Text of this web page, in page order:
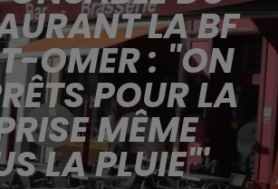
LA BF
OMER : "ON
POUR LA
MÊME
LA PLUIE"'